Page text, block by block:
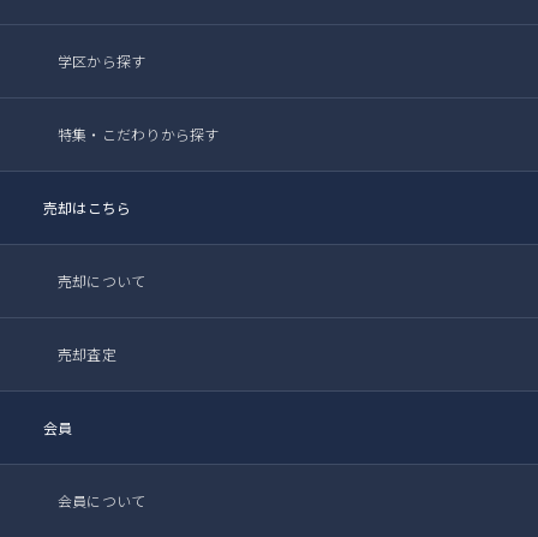
学区から探す
特集・こだわりから探す
売却はこちら
売却について
売却査定
会員
会員について